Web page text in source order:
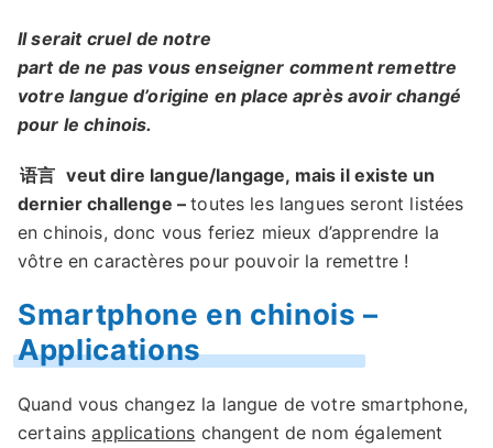
Il serait cruel de notre
part de ne pas vous enseigner comment remettre
votre langue d’origine en place après avoir changé
pour le chinois.
语言 veut dire langue/langage, mais il existe un
dernier challenge –toutes les langues seront listées
en chinois, donc vous feriez mieux d’apprendre la
vôtre en caractères pour pouvoir la remettre !
Smartphone en chinois –
Applications
Quand vous changez la langue de votre smartphone,
certainsapplications changent de nom également